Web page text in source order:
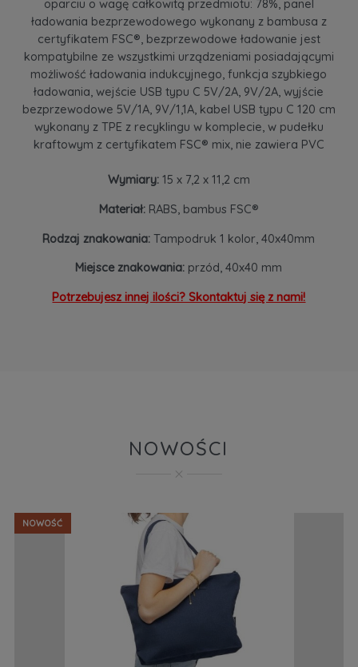
oparciu o wagę całkowitą przedmiotu: 78%, panel
ładowania bezprzewodowego wykonany z bambusa z
certyfikatem FSC®, bezprzewodowe ładowanie jest
kompatybilne ze wszystkimi urządzeniami posiadającymi
możliwość ładowania indukcyjnego, funkcja szybkiego
ładowania, wejście USB typu C 5V/2A, 9V/2A, wyjście
bezprzewodowe 5V/1A, 9V/1,1A, kabel USB typu C 120 cm
wykonany z TPE z recyklingu w komplecie, w pudełku
kraftowym z certyfikatem FSC® mix, nie zawiera PVC
Wymiary:15 x 7,2 x 11,2 cm
Materiał: RABS, bambus FSC®
Rodzaj znakowania:Tampodruk 1 kolor, 40x40mm
Miejsce znakowania: przód, 40x40 mm
Potrzebujesz innej ilości? Skontaktuj się z nami!
NOWOŚCI
NOWOŚĆ